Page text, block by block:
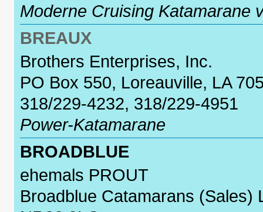
Moderne Cruising Katamarane
BREAUX
Brothers Enterprises, Inc.
PO Box 550, Loreauville, LA
318/229-4232, 318/229-4951
Power-Katamarane
BROADBLUE
ehemals PROUT
Broadblue Catamarans (Sales)